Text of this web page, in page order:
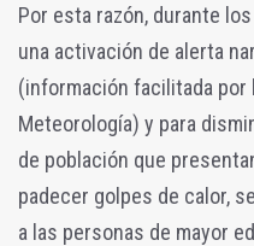
Por esta razón, durante
una activación de alerta
(información facilitada por
Meteorología) y para
de población que
padecer golpes de calor,
a las personas de mayor